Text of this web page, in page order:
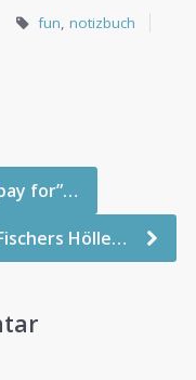
fun notizbuch
for”…
Hölle…